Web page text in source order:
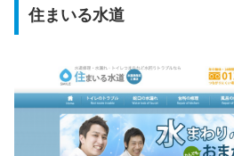
住まいる水道